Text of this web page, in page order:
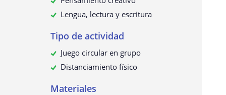
Lengua, lectura y escritura
Tipo de actividad
Juego circular en grupo
Distanciamiento físico
Materiales